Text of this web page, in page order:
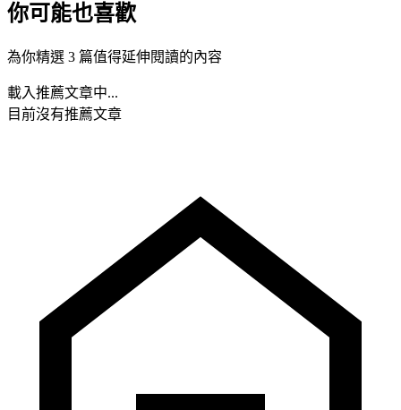
你可能也喜歡
為你精選 3 篇值得延伸閱讀的內容
載入推薦文章中...
目前沒有推薦文章